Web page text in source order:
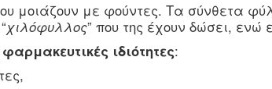
μοιάζουν με φούντες. Τα σύνθετα
χιλόφυλλος” που της έχουν δώσει,
φαρμακευτικές ιδιότητες: